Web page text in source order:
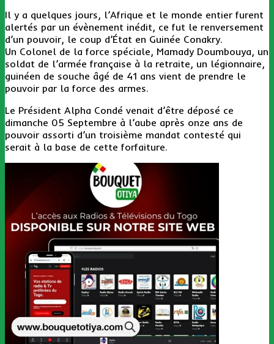
Il y a quelques jours, l’Afrique et le monde entier furent
alertés par un évènement inédit, ce fut le renversement
d’un pouvoir, le coup d’État en Guinée Conakry.
Un Colonel de la force spéciale, Mamady Doumbouya, un
soldat de l’armée française à la retraite, un légionnaire,
guinéen de souche âgé de 41 ans vient de prendre le
pouvoir par la force des armes.
Le Président Alpha Condé venait d’être déposé ce
dimanche 05 Septembre à l’aube après onze ans de
pouvoir assorti d’un troisième mandat contesté qui
serait à la base de cette forfaiture.